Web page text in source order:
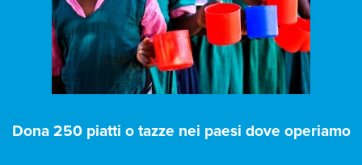
Dona 250 piatti o tazze nei paesi dove operiamo